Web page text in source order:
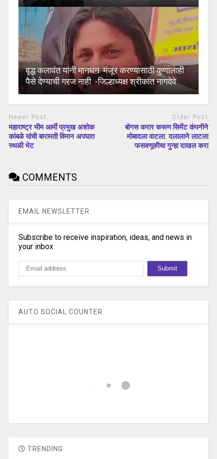
वृद्ध कलावंत यांनी मानधन मंजूर करण्यासाठी कुणालाही
पैसे देण्याची गरज नाही -जिल्हाध्यक्ष श्रीकांत नागदेवे
Newer Post
महाराष्ट्र भीम आर्मी प्रमुख अशोक
कांबळे यांची बारामती विमान अपघात
स्थळी भेट
Older Post
बोगस करार करूण सिमेंट कंपनीने
मोबादला वाटला. दलालाने लाटला
फसवणूकीचा गुन्हा दाखल करा
COMMENTS
EMAIL NEWSLETTER
Subscribe to receive inspiration, ideas, and news in
your inbox
AUTO SOCIAL COUNTER
TRENDING